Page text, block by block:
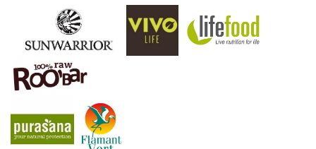
✅ Allient goût, texture et bienfaits nutritionnels
✅ Faible en calories, mais riche en goût
✅ Une énergie stable (pas de pic glycémique)
Plus besoin de choisir entre plaisir et santé. Sawondo
transforme votre café glacé en vrai rituel de plaisir et de
bien-être !